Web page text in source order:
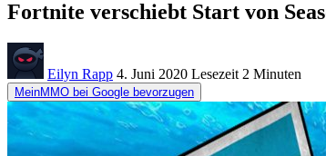
Fortnite verschiebt Start von
Eilyn Rapp 4. Juni 2020 Lesezeit 2 Minuten
MeinMMO bei Google bevorzugen